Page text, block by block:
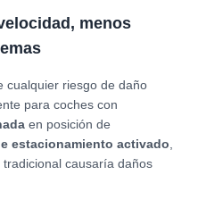
menos
cualquier riesgo de daño
para coches con
en posición de
estacionamiento activado
causaría daños